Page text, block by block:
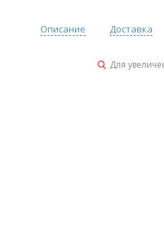
Описание Доставка
Для